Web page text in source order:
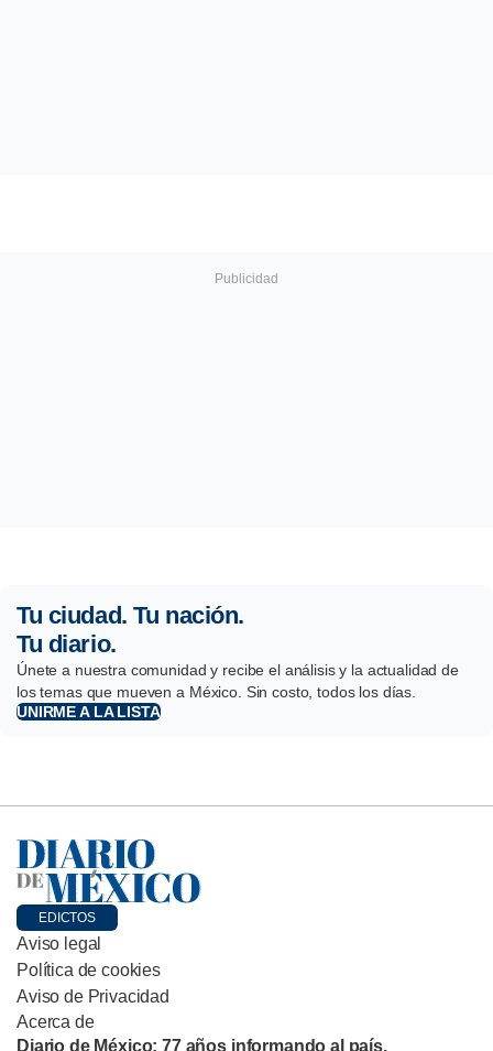
Tu ciudad. Tu nación.
Tu diario.
Únete a nuestra comunidad y recibe el análisis y la actualidad de
los temas que mueven a México. Sin costo, todos los días.
UNIRME A LA LISTA
EDICTOS
Aviso legal
Política de cookies
Aviso de Privacidad
Acerca de
Diario de México: 77 años informando al país.